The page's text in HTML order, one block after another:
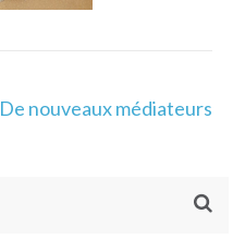
De nouveaux médiateurs